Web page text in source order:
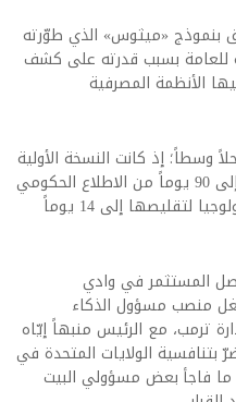
بنموذج «ميثوس» الذي طوّرته
للعامة بسبب قدرته على كشف
الأنظمة المصرفية
الزمني البالغ 30 يوماً حلاً وسطاً؛ إذ كانت النسخة الأولية
المسربة من القرار تقترح مدة تصل إلى 90 يوماً من الاطلاع الحكومي
المسبق، بينما ضغطت شركات التكنولوجيا لتقليصها إلى 14 يوماً
المستثمر في وادي
منصب مسؤول الذكاء
ترمب، مع الرئيس منبهاً إيّاه
بتنافسية الولايات المتحدة في
ما فاجأ بعض مسؤولي البيت